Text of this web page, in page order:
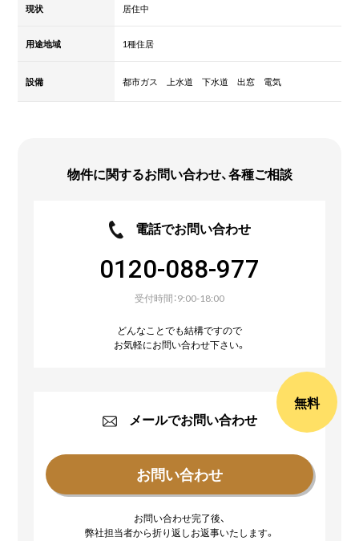
現状 居住中
用途地域 1種住居
設備 都市ガス 上水道 下水道 出窓 電気
物件に関するお問い合わせ、各種ご相談
電話でお問い合わせ
0120-088-977
受付時間：9:00-18:00
どんなことでも結構ですので
お気軽にお問い合わせ下さい。
無料
メールでお問い合わせ
お問い合わせ完了後、
弊社担当者から折り返しお返事いたします。